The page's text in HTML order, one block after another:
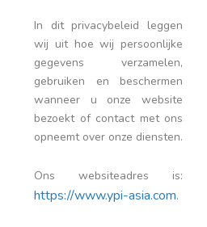
In dit privacybeleid leggen
wij uit hoe wij persoonlijke
gegevens verzamelen,
gebruiken en beschermen
wanneer u onze website
bezoekt of contact met ons
opneemt over onze diensten.
Ons websiteadres is:
https://www.ypi-asia.com.